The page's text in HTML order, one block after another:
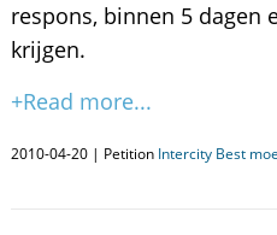
respons, binnen 5 dagen
krijgen.
+Read more...
2010-04-20 | Petition Intercity Best